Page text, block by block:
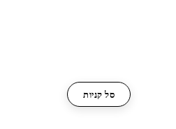
סל קניות